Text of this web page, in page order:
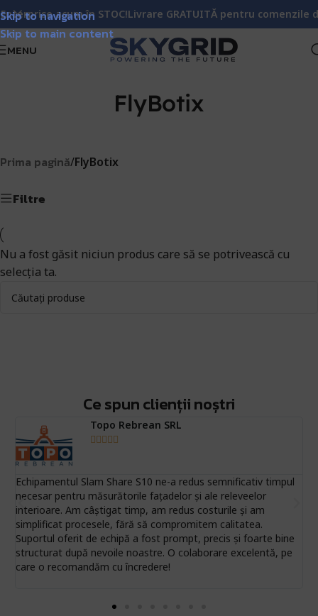
Skip to navigation
Skip to main content
acum în STOC!Livrare GRATUITĂ pentru comenzile
MENU
FlyBotix
Prima pagină/FlyBotix
Filtre
Nu a fost găsit niciun produs care să se potrivească cu
selecția ta.
Ai nevoie de ajutor specializat? Echipa noastră de experți
te poate ghida în alegerea produsului perfect!
Contactează-ne acum
Închiriază echipamentul
Ai nevoie de ajutor specializat? Echipa noastră de experți
te poate ghida în alegerea produsului perfect!
Ce spun clienții noștri
Topo Rebrean SRL
    
Echipamentul Slam Share S10 ne-a redus semnificativ timpul
necesar pentru măsurătorile fațadelor și ale releveelor
interioare. Am câștigat timp, am redus costurile și am
simplificat procesele, fără să compromitem calitatea.
Suportul oferit de echipă a fost prompt, precis și foarte bine
structurat după nevoile noastre. O colaborare excelentă, pe
care o recomandăm cu încredere!